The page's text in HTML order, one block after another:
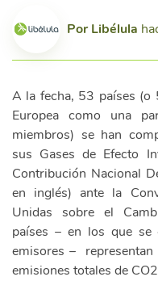
PorLibélula
A la fecha, 53 países (o
Europea como una
miembros) se han
sus Gases de Efecto
Contribución Nacional
en inglés) ante la
Unidas sobre el
países – en los que
emisores –
emisiones totales de